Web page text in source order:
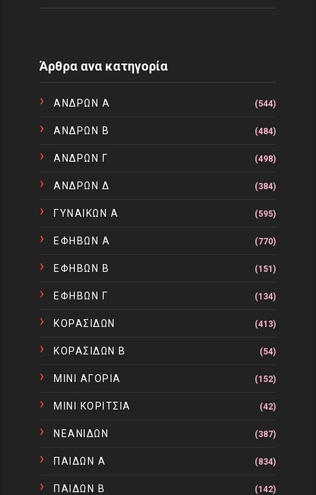
Άρθρα ανα κατηγορία
ΑΝΔΡΩΝ Α (544)
ΑΝΔΡΩΝ Β (484)
ΑΝΔΡΩΝ Γ (498)
ΑΝΔΡΩΝ Δ (384)
ΓΥΝΑΙΚΩΝ Α (595)
ΕΦΗΒΩΝ Α (770)
ΕΦΗΒΩΝ Β (151)
ΕΦΗΒΩΝ Γ (134)
ΚΟΡΑΣΙΔΩΝ (413)
ΚΟΡΑΣΙΔΩΝ Β (54)
ΜΙΝΙ ΑΓΟΡΙΑ (152)
ΜΙΝΙ ΚΟΡΙΤΣΙΑ (42)
ΝΕΑΝΙΔΩΝ (387)
ΠΑΙΔΩΝ Α (834)
ΠΑΙΔΩΝ Β (142)